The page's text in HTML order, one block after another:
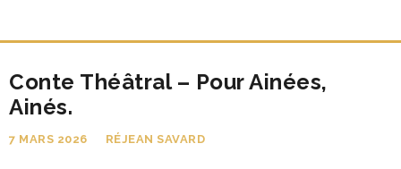
Fêtes familiales et gratuites
Nous joindre
Conte Théâtral – Pour Ainées,
Ainés.
7 MARS 2026 RÉJEAN SAVARD